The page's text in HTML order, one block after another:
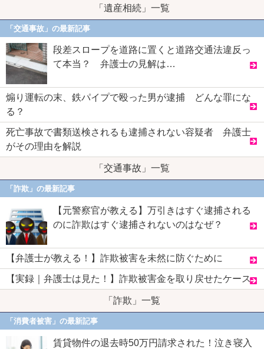
「遺産相続」一覧
「交通事故」の最新記事
段差スロープを道路に置くと道路交通法違反っ
て本当？ 弁護士の見解は…
煽り運転の末、鉄パイプで殴った男が逮捕 どんな罪にな
る？
死亡事故で書類送検されるも逮捕されない容疑者 弁護士
がその理由を解説
「交通事故」一覧
「詐欺」の最新記事
【元警察官が教える】万引きはすぐ逮捕される
のに詐欺はすぐ逮捕されないのはなぜ？
【弁護士が教える！】詐欺被害を未然に防ぐために
【実録｜弁護士は見た！】詐欺被害金を取り戻せたケース
「詐欺」一覧
「消費者被害」の最新記事
賃貸物件の退去時50万円請求された！泣き寝入